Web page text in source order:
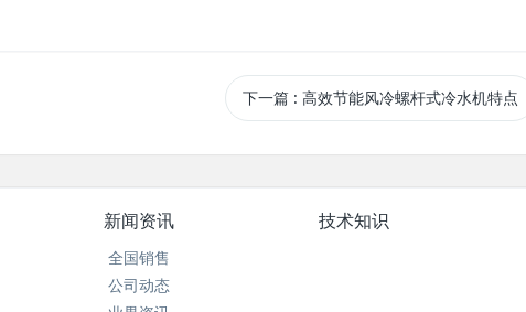
下一篇 : 高效节能风冷螺杆式冷水机特点
新闻资讯
全国销售
公司动态
技术知识